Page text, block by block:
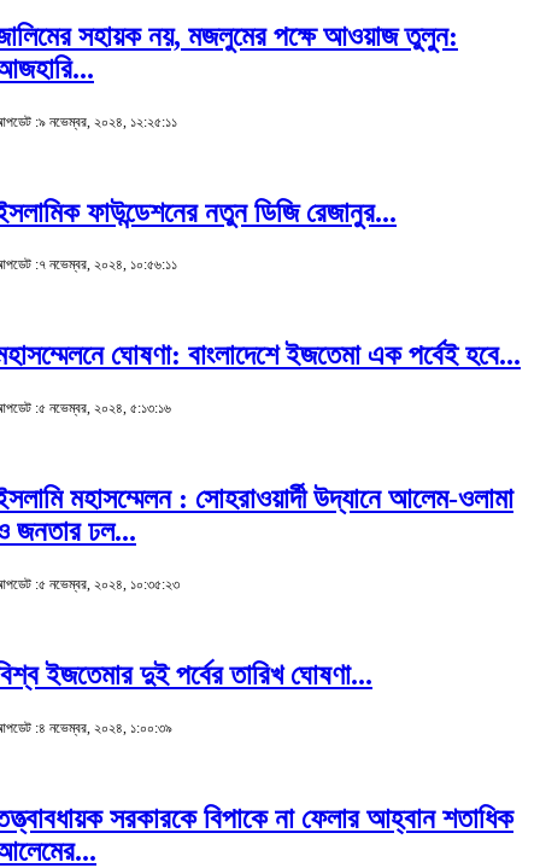
সহায়ক নয়, মজলুমের পক্ষে আওয়াজ তুলুন:
:৯ নভেম্বর, ২০২৪, ১২:২৫:১১
ফাউন্ডেশনের নতুন ডিজি রেজানুর...
:৭ নভেম্বর, ২০২৪, ১০:৫৬:১১
ঘোষণা: বাংলাদেশে ইজতেমা এক পর্বেই হবে...
:৫ নভেম্বর, ২০২৪, ৫:১৩:১৬
মহাসম্মেলন : সোহরাওয়ার্দী উদ্যানে আলেম-ওলামা
জনতার ঢল...
:৫ নভেম্বর, ২০২৪, ১০:৩৫:২৩
ইজতেমার দুই পর্বের তারিখ ঘোষণা...
:৪ নভেম্বর, ২০২৪, ১:০০:৩৯
সরকারকে বিপাকে না ফেলার আহ্বান শতাধিক